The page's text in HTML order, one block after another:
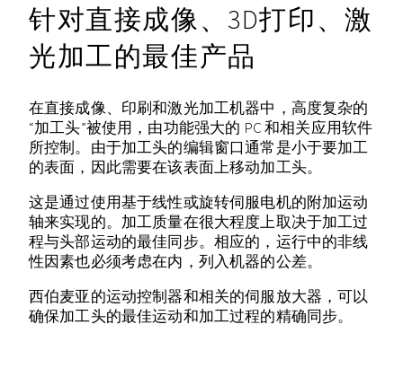
针对直接成像、3D打印、激
光加工的最佳产品
在直接成像、印刷和激光加工机器中，高度复杂的
“加工头”被使用，由功能强大的 PC 和相关应用软件
所控制。由于加工头的编辑窗口通常是小于要加工
的表面，因此需要在该表面上移动加工头。
这是通过使用基于线性或旋转伺服电机的附加运动
轴来实现的。加工质量在很大程度上取决于加工过
程与头部运动的最佳同步。相应的，运行中的非线
性因素也必须考虑在内，列入机器的公差。
西伯麦亚的运动控制器和相关的伺服放大器，可以
确保加工头的最佳运动和加工过程的精确同步。